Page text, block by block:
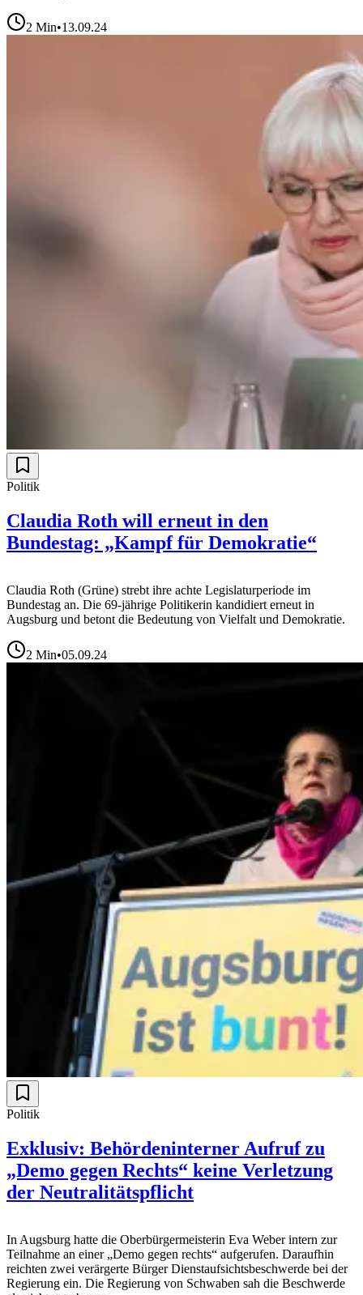
2 Min•13.09.24
Politik
Claudia Roth will erneut in den
Bundestag: „Kampf für Demokratie“
Claudia Roth (Grüne) strebt ihre achte Legislaturperiode im
Bundestag an. Die 69-jährige Politikerin kandidiert erneut in
Augsburg und betont die Bedeutung von Vielfalt und Demokratie.
2 Min•05.09.24
Politik
Exklusiv: Behördeninterner Aufruf zu
„Demo gegen Rechts“ keine Verletzung
der Neutralitätspflicht
In Augsburg hatte die Oberbürgermeisterin Eva Weber intern zur
Teilnahme an einer „Demo gegen rechts“ aufgerufen. Daraufhin
reichten zwei verärgerte Bürger Dienstaufsichtsbeschwerde bei der
Regierung ein. Die Regierung von Schwaben sah die Beschwerde